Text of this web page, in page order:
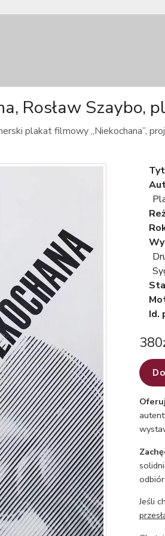
Rosław Szaybo,
plakat filmowy „Niekochana”,
Id.
380
Jeśli